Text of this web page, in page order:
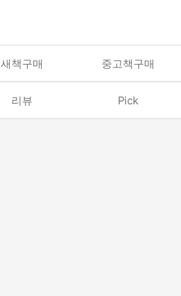
새책구매 중고책구매
리뷰 Pick